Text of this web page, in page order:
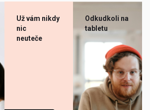
Už vám nikdy
nic
neuteče
Odkudkoli na
tabletu